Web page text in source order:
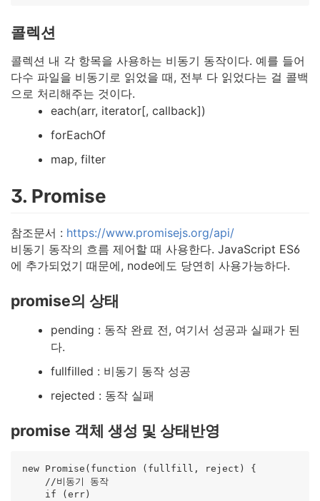
콜렉션
콜렉션 내 각 항목을 사용하는 비동기 동작이다. 예를 들어
다수 파일을 비동기로 읽었을 때, 전부 다 읽었다는 걸 콜백
으로 처리해주는 것이다.
each(arr, iterator[, callback])
forEachOf
map, filter
3. Promise
참조문서 : https://www.promisejs.org/api/
비동기 동작의 흐름 제어할 때 사용한다. JavaScript ES6
에 추가되었기 때문에, node에도 당연히 사용가능하다.
promise의 상태
pending : 동작 완료 전, 여기서 성공과 실패가 된
다.
fullfilled : 비동기 동작 성공
rejected : 동작 실패
promise 객체 생성 및 상태반영
new Promise(function (fullfill, reject) {
    //비동기 동작
    if (err)